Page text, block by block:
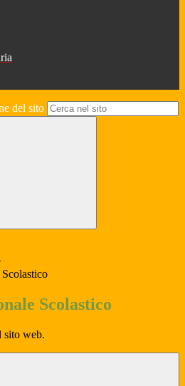
del sito
Scolastico
sito web.